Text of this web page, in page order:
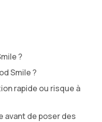
?
Smile ?
rapide ou risque à
avant de poser des